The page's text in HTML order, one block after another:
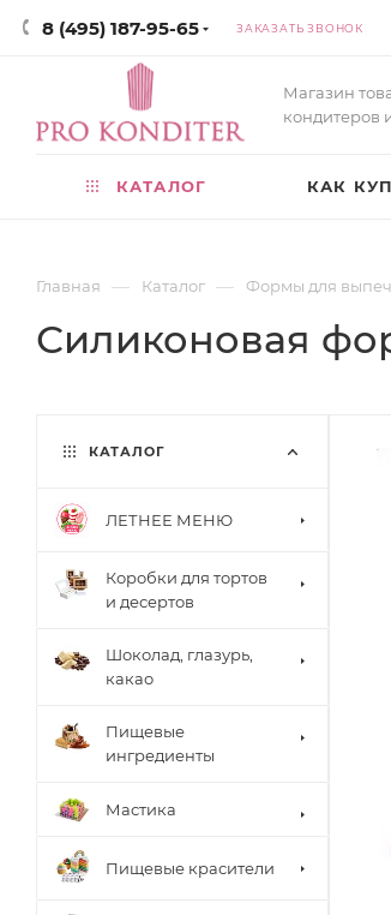
8 (495) 187-95-65 ЗАКАЗАТЬ ЗВОНОК
Магазин
кондитеров
КАТАЛОГ КАК
Главная — Каталог — Формы для
Силиконовая
КАТАЛОГ
ЛЕТНЕЕ МЕНЮ
Коробки для тортов
и десертов
Шоколад, глазурь,
какао
Пищевые
ингредиенты
Мастика
Пищевые красители